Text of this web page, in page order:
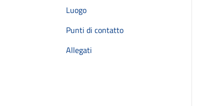
Luogo
Punti di contatto
Allegati